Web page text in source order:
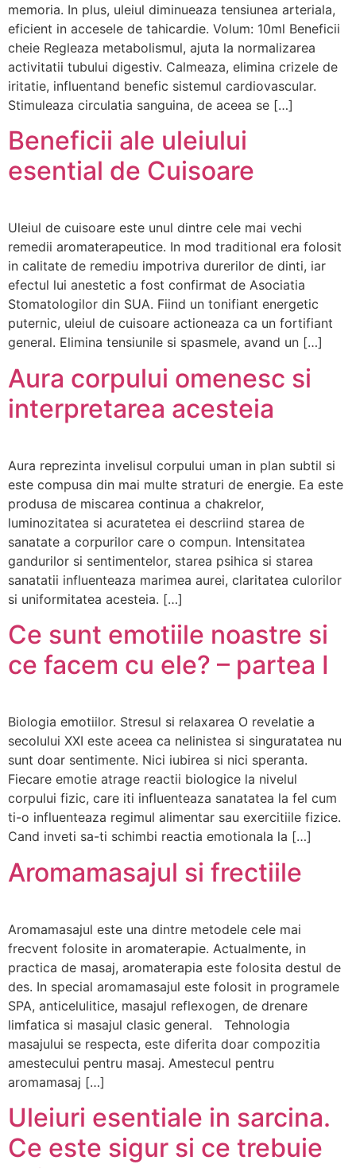
memoria. In plus, uleiul diminueaza tensiunea arteriala,
eficient in accesele de tahicardie. Volum: 10ml Beneficii
cheie Regleaza metabolismul, ajuta la normalizarea
activitatii tubului digestiv. Calmeaza, elimina crizele de
iritatie, influentand benefic sistemul cardiovascular.
Stimuleaza circulatia sanguina, de aceea se […]
Beneficii ale uleiului
esential de Cuisoare
Uleiul de cuisoare este unul dintre cele mai vechi
remedii aromaterapeutice. In mod traditional era folosit
in calitate de remediu impotriva durerilor de dinti, iar
efectul lui anestetic a fost confirmat de Asociatia
Stomatologilor din SUA. Fiind un tonifiant energetic
puternic, uleiul de cuisoare actioneaza ca un fortifiant
general. Elimina tensiunile si spasmele, avand un […]
Aura corpului omenesc si
interpretarea acesteia
Aura reprezinta invelisul corpului uman in plan subtil si
este compusa din mai multe straturi de energie. Ea este
produsa de miscarea continua a chakrelor,
luminozitatea si acuratetea ei descriind starea de
sanatate a corpurilor care o compun. Intensitatea
gandurilor si sentimentelor, starea psihica si starea
sanatatii influenteaza marimea aurei, claritatea culorilor
si uniformitatea acesteia. […]
Ce sunt emotiile noastre si
ce facem cu ele? – partea I
Biologia emotiilor. Stresul si relaxarea O revelatie a
secolului XXI este aceea ca nelinistea si singuratatea nu
sunt doar sentimente. Nici iubirea si nici speranta.
Fiecare emotie atrage reactii biologice la nivelul
corpului fizic, care iti influenteaza sanatatea la fel cum
ti-o influenteaza regimul alimentar sau exercitiile fizice.
Cand inveti sa-ti schimbi reactia emotionala la […]
Aromamasajul si frectiile
Aromamasajul este una dintre metodele cele mai
frecvent folosite in aromaterapie. Actualmente, in
practica de masaj, aromaterapia este folosita destul de
des. In special aromamasajul este folosit in programele
SPA, anticelulitice, masajul reflexogen, de drenare
limfatica si masajul clasic general. Tehnologia
masajului se respecta, este diferita doar compozitia
amestecului pentru masaj. Amestecul pentru
aromamasaj […]
Uleiuri esentiale in sarcina.
Ce este sigur si ce trebuie